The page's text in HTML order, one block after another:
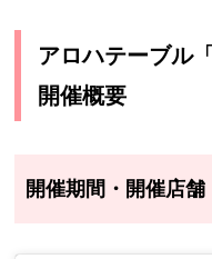
アロハテーブル
開催概要
開催期間・開催店舗